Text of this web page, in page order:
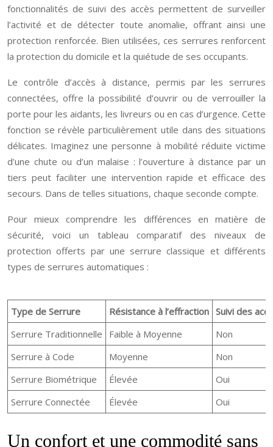
fonctionnalités de suivi des accès permettent de surveiller
l’activité et de détecter toute anomalie, offrant ainsi une
protection renforcée. Bien utilisées, ces serrures renforcent
la protection du domicile et la quiétude de ses occupants.
Le contrôle d’accès à distance, permis par les serrures
connectées, offre la possibilité d’ouvrir ou de verrouiller la
porte pour les aidants, les livreurs ou en cas d’urgence. Cette
fonction se révèle particulièrement utile dans des situations
délicates. Imaginez une personne à mobilité réduite victime
d’une chute ou d’un malaise : l’ouverture à distance par un
tiers peut faciliter une intervention rapide et efficace des
secours. Dans de telles situations, chaque seconde compte.
Pour mieux comprendre les différences en matière de
sécurité, voici un tableau comparatif des niveaux de
protection offerts par une serrure classique et différents
types de serrures automatiques :
Type de Serrure Résistance à l’effraction Suivi des
Serrure Traditionnelle
Faible à Moyenne
Non
Serrure à Code
Moyenne
Non
Serrure Biométrique
Élevée
Oui
Serrure Connectée
Élevée Oui
Un confort et une commodité sans